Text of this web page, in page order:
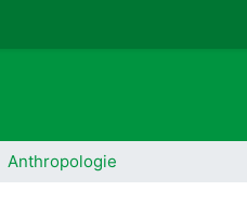
Anthropologie